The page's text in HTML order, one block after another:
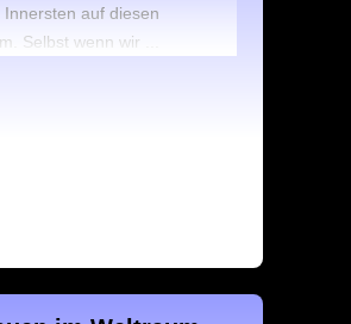
Innersten auf diesen
Selbst wenn wir ...